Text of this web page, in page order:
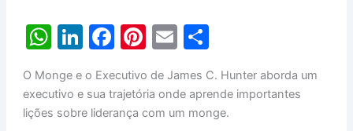
W
at
s
Li
k
e
F
c
e
Pi
er
e
E
ai
l
ar
e
O Monge e o Executivo de James C. Hunter aborda um
executivo e sua trajetória onde aprende importantes
lições sobre liderança com um monge.